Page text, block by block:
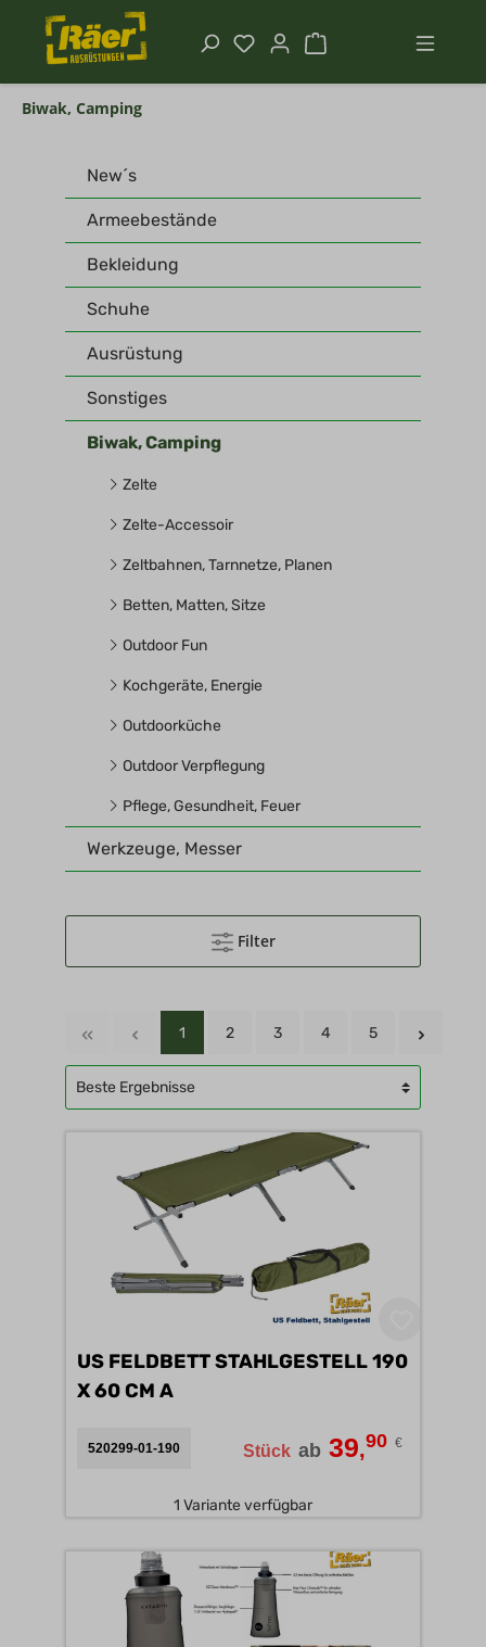
Biwak, Camping
New´s
Armeebestände
Bekleidung
Schuhe
Ausrüstung
Sonstiges
Biwak, Camping
Zelte
Zelte-Accessoir
Zeltbahnen, Tarnnetze, Planen
Betten, Matten, Sitze
Outdoor Fun
Kochgeräte, Energie
Outdoorküche
Outdoor Verpflegung
Pflege, Gesundheit, Feuer
Werkzeuge, Messer
Filter
1 2 3 4 5
US FELDBETT STAHLGESTELL 190
X 60 CM A
520299-01-190 Stück ab 39,90 €
1 Variante verfügbar